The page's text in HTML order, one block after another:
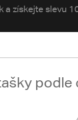
a získejte slevu
podle